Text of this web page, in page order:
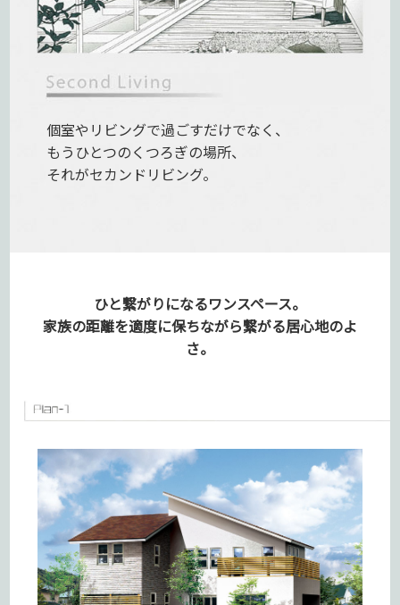
個室やリビングで過ごすだけでなく、
もうひとつのくつろぎの場所、
それがセカンドリビング。
ひと繋がりになるワンスペース。
家族の距離を適度に保ちながら繋がる居心地のよ
さ。